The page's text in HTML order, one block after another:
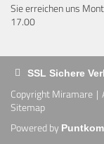
Sie erreichen uns
17.00
SSL Sichere
Copyright Miramare
Sitemap
Powered by